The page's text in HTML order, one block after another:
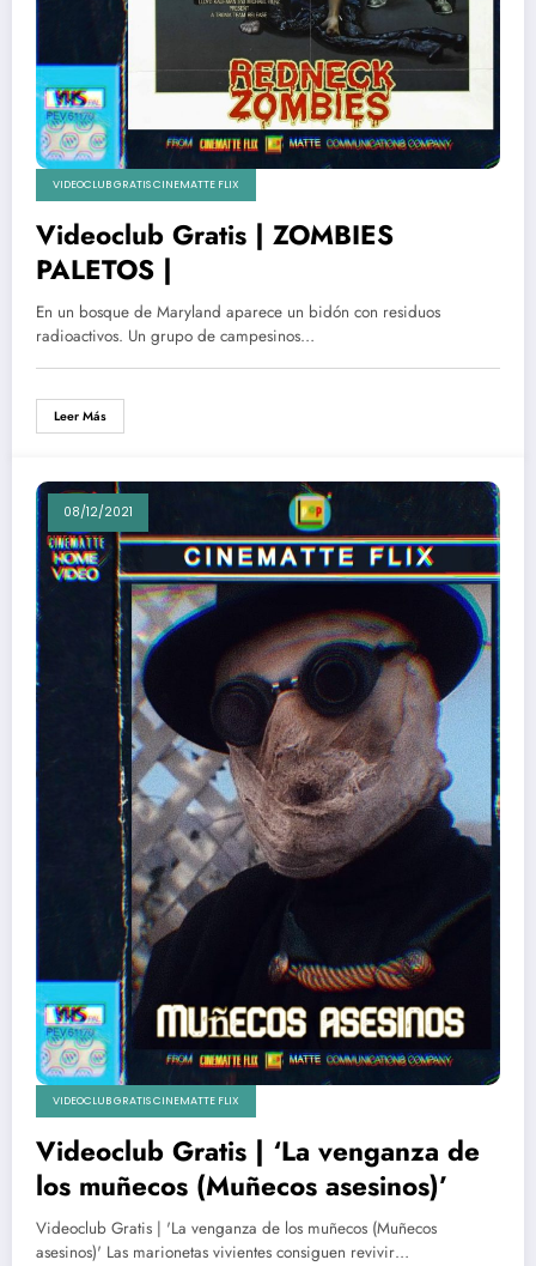
VIDEOCLUB GRATIS CINEMATTE FLIX
Videoclub Gratis | ZOMBIES
PALETOS |
En un bosque de Maryland aparece un bidón con residuos
radioactivos. Un grupo de campesinos…
Leer Más
08/12/2021
VIDEOCLUB GRATIS CINEMATTE FLIX
Videoclub Gratis | ‘La venganza de
los muñecos (Muñecos asesinos)’
Videoclub Gratis | 'La venganza de los muñecos (Muñecos
asesinos)' Las marionetas vivientes consiguen revivir…